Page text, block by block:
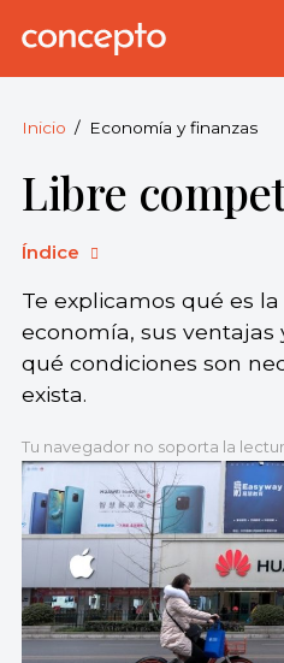
Concepto.
derechos
reservados.
Inicio Economía y finanzas
Libre
Índice
Te explicamos qué es
economía, sus ventajas
qué condiciones son
exista.
Tu navegador no soporta la